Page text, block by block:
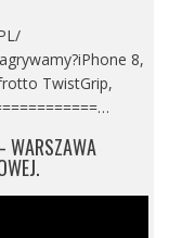
8,
TwistGrip,
WARSZAWA